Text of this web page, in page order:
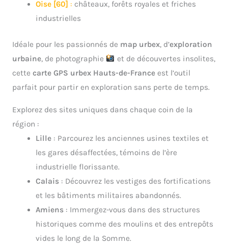
Oise [60] : châteaux, forêts royales et friches
industrielles
Idéale pour les passionnés de map urbex, d’exploration
urbaine, de photographie
et de découvertes insolites,
cette carte GPS urbex Hauts-de-Franceest l’outil
parfait pour partir en exploration sans perte de temps.
Explorez des sites uniques dans chaque coin de la
région :
Lille : Parcourez les anciennes usines textiles et
les gares désaffectées, témoins de l’ère
industrielle florissante.
Calais : Découvrez les vestiges des fortifications
et les bâtiments militaires abandonnés.
Amiens : Immergez-vous dans des structures
historiques comme des moulins et des entrepôts
vides le long de la Somme.